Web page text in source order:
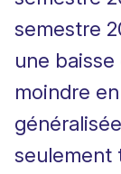
semestre
une
moindre
seulement